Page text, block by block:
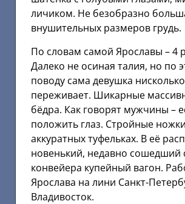
личиком. Не безобразно
внушительных размеров грудь.
По словам самой Ярославы – 4
Далеко не осиная талия, но по
поводу сама девушка
переживает. Шикарные
бёдра. Как говорят мужчины –
положить глаз. Стройные
аккуратных туфельках. В её
новенький, недавно сошедший
конвейера купейный вагон.
Ярослава на лини Санкт-
Владивосток.